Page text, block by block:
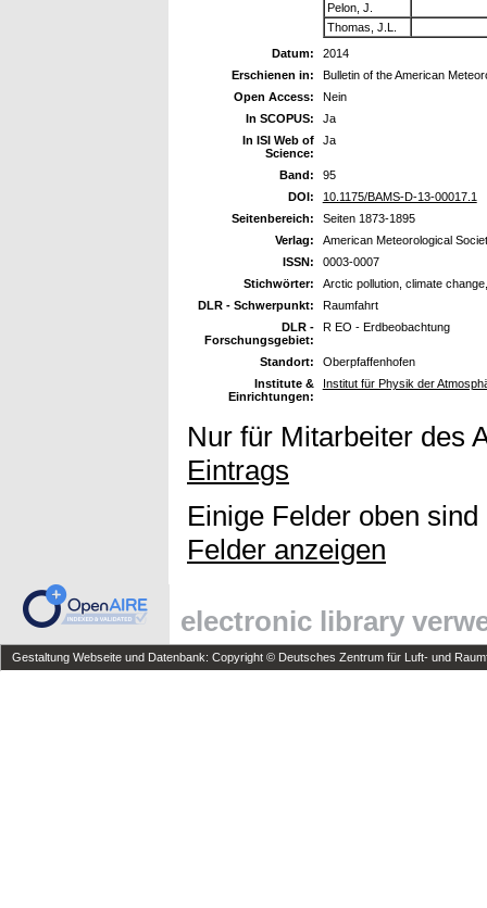
Pelon, J.
Thomas, J.L.
Datum:
2014
Erschienen in:
Bulletin of the American
Open Access:
Nein
In SCOPUS:
Ja
In ISI Web of
Science:
Ja
Band:
95
DOI:
10.1175/BAMS-D-13-00017.1
Seitenbereich:
Seiten 1873-1895
Verlag:
American Meteorological
ISSN:
0003-0007
Stichwörter:
Arctic pollution, climate
DLR - Schwerpunkt:
Raumfahrt
DLR -
Forschungsgebiet:
R EO - Erdbeobachtung
Standort:
Oberpfaffenhofen
Institute &
Einrichtungen:
Institut für Physik der
Nur für Mitarbeiter des
Eintrags
Einige Felder oben
Felder anzeigen
electronic library
Gestaltung Webseite und Datenbank: Copyright © Deutsches Zentrum für Luft- und